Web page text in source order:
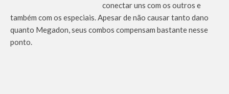
conectar uns com os outros e
também com os especiais. Apesar de não causar tanto dano
quanto Megadon, seus combos compensam bastante nesse
ponto.